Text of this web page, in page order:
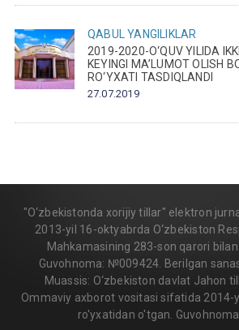
QABUL YANGILIKLAR
2019-2020-O‘QUV YILIDA
KEYINGI MA’LUMOT OLISH
RO‘YXATI TASDIQLANDI
27.07.2019
"O‘zbekistonda xorijiy tillar" elektron
2013-yil 16-oktyabrda O‘zbekiston
Mahkamasining 283-son qarori
Guvohnoma: №009424. Berilgan
Muassis: O‘zbekiston davlat Jahon
Ommaviy axborot vositasi sifatida 2014-
ro'yxatidan o'tgan.